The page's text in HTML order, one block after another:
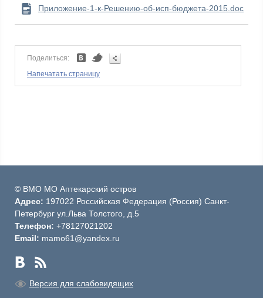
Приложение-1-к-Решению-об-исп-бюджета-2015.doc
Поделиться:
Напечатать страницу
© ВМО МО Аптекарский остров
Адрес: 197022 Российская Федерация (Россия) Санкт-
Петербург ул.Льва Толстого, д.5
Телефон: +78127021202
Email: mamo61@yandex.ru
Версия для слабовидящих